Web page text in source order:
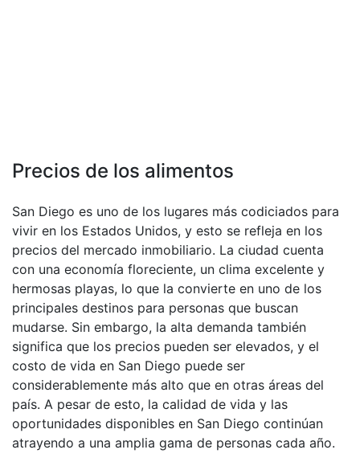
Precios de los alimentos
San Diego es uno de los lugares más codiciados para
vivir en los Estados Unidos, y esto se refleja en los
precios del mercado inmobiliario. La ciudad cuenta
con una economía floreciente, un clima excelente y
hermosas playas, lo que la convierte en uno de los
principales destinos para personas que buscan
mudarse. Sin embargo, la alta demanda también
significa que los precios pueden ser elevados, y el
costo de vida en San Diego puede ser
considerablemente más alto que en otras áreas del
país. A pesar de esto, la calidad de vida y las
oportunidades disponibles en San Diego continúan
atrayendo a una amplia gama de personas cada año.